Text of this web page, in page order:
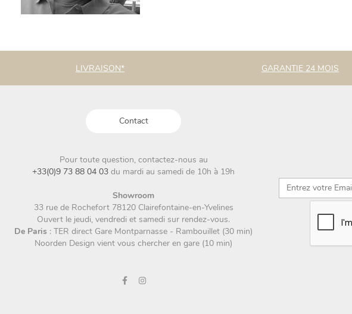
LIVRAISON* GARANTIE 24 MOIS
Contact
Pour toute question, contactez-nous au
+33(0)9 73 88 04 03 du mardi au samedi de 10h à 19h
Showroom
33 rue de Rochefort 78120 Clairefontaine-en-Yvelines
Ouvert le jeudi, vendredi et samedi sur rendez-vous.
De Paris : TER direct Gare Montparnasse - Rambouillet (30 min)
Noorden Design vient vous chercher en gare (10 min)